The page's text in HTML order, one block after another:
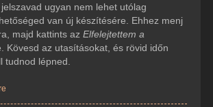
ugyan nem lehet utólag
van új készítésére. Ehhez menj
majd kattints az Elfelejtettem a
Kövesd az utasításokat, és rövid időn
tudnod lépned.